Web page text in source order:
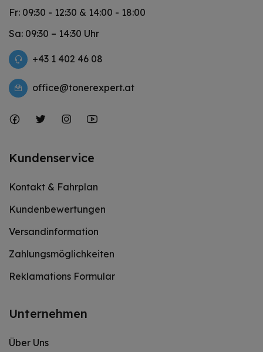
Fr: 09:30 - 12:30 & 14:00 - 18:00
Sa: 09:30 – 14:30 Uhr
+43 1 402 46 08
office@tonerexpert.at
Kundenservice
Kontakt & Fahrplan
Kundenbewertungen
Versandinformation
Zahlungsmöglichkeiten
Reklamations Formular
Unternehmen
Über Uns